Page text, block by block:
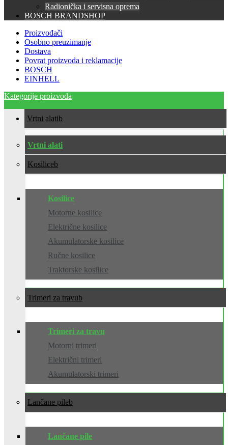
Radionička i servisna oprema
BOSCH BRANDSHOP
Proizvođači
Osobno preuzimanje
Dostava
Povrat proizvoda i reklamacije
BOSCH
EINHELL
Kategorije proizvoda
Vrtni alati
Vrtni alati
Kosilice
Kosilice
Motorne kosilice
Električne kosilice
Akumulatorske kosilice
Ručne kosilice
Traktorske kosilice
Trimeri za travu
Trimeri za travu
Motorni trimeri
Električni trimeri
Akumulatorski trimeri
Lančane pile
Lančane pile